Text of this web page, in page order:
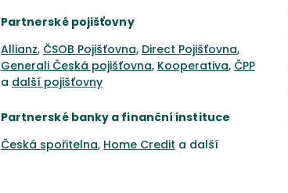
Partnerské pojišťovny
Allianz, ČSOB Pojišťovna, Direct Pojišťovna,
Generali Česká pojišťovna, Kooperativa, ČPP
a další pojišťovny
Partnerské banky a finanční instituce
Česká spořitelna, Home Credit a další